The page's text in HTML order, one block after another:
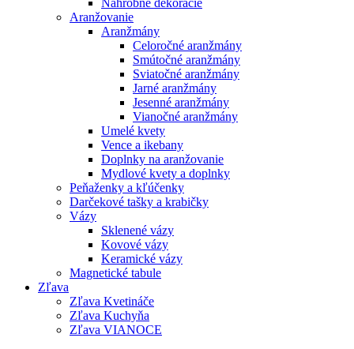
Náhrobné dekorácie
Aranžovanie
Aranžmány
Celoročné aranžmány
Smútočné aranžmány
Sviatočné aranžmány
Jarné aranžmány
Jesenné aranžmány
Vianočné aranžmány
Umelé kvety
Vence a ikebany
Doplnky na aranžovanie
Mydlové kvety a doplnky
Peňaženky a kľúčenky
Darčekové tašky a krabičky
Vázy
Sklenené vázy
Kovové vázy
Keramické vázy
Magnetické tabule
Zľava
Zľava Kvetináče
Zľava Kuchyňa
Zľava VIANOCE